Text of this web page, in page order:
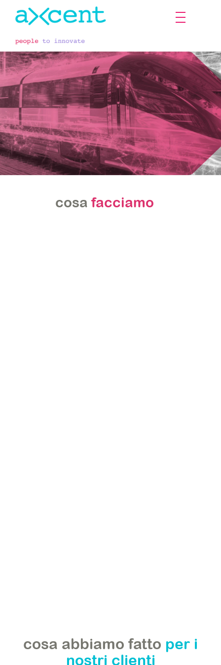
System
cosa facciamo
cosa abbiamo fatto per i
nostri clienti